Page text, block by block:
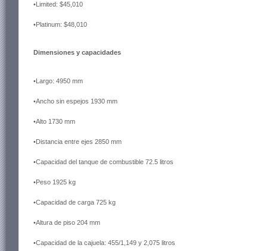
•Limited: $45,010
•Platinum: $48,010
Dimensiones y capacidades
•Largo: 4950 mm
•Ancho sin espejos 1930 mm
•Alto 1730 mm
•Distancia entre ejes 2850 mm
•Capacidad del tanque de combustible 72.5 litros
•Peso 1925 kg
•Capacidad de carga 725 kg
•Altura de piso 204 mm
•Capacidad de la cajuela: 455/1,149 y 2,075 litros